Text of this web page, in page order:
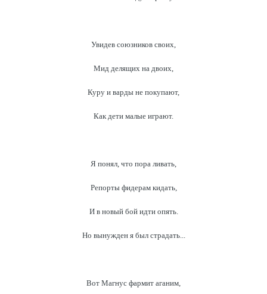
Увидев союзников своих,
Мид делящих на двоих,
Куру и варды не покупают,
Как дети малые играют.
Я понял, что пора ливать,
Репорты фидерам кидать,
И в новый бой идти опять.
Но вынужден я был страдать...
Вот Магнус фармит аганим,